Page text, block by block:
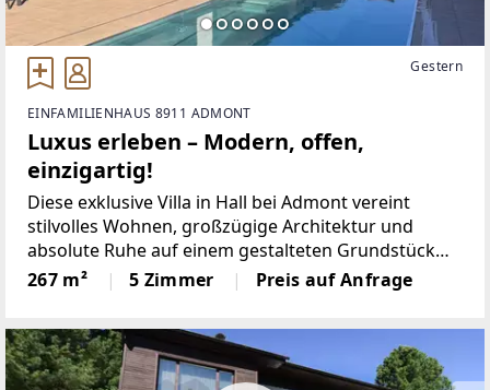
Gestern
EINFAMILIENHAUS 8911 ADMONT
Luxus erleben – Modern, offen,
einzigartig!
Diese exklusive Villa in Hall bei Admont vereint
stilvolles Wohnen, großzügige Architektur und
absolute Ruhe auf einem gestalteten Grundstück
mit über 1.667 m2 Fläche – eine seltene Gelegenheit
für anspruchsvolle Käufer! Die Liegenschaft
267 m² 5 Zimmer Preis auf Anfrage